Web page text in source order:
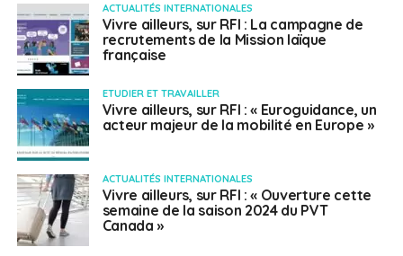
ACTUALITÉS INTERNATIONALES
Vivre ailleurs, sur RFI : La campagne de
recrutements de la Mission laïque
française
ETUDIER ET TRAVAILLER
Vivre ailleurs, sur RFI : « Euroguidance, un
acteur majeur de la mobilité en Europe »
ACTUALITÉS INTERNATIONALES
Vivre ailleurs, sur RFI : « Ouverture cette
semaine de la saison 2024 du PVT
Canada »